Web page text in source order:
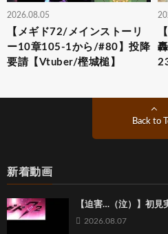
2026.08.05
【メギド72/メインストーリ
ー10章105-1から/#80】投降
要請【Vtuber/樫城槌】
Back to
新着動画
【迫害…（泣）】初見
2026.08.07